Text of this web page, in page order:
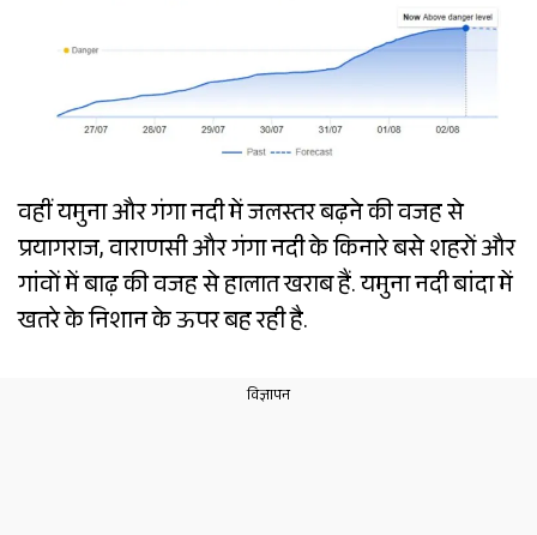
वहीं यमुना और गंगा नदी में जलस्तर बढ़ने की वजह से
प्रयागराज, वाराणसी और गंगा नदी के किनारे बसे शहरों और
गांवों में बाढ़ की वजह से हालात खराब हैं. यमुना नदी बांदा में
खतरे के निशान के ऊपर बह रही है.